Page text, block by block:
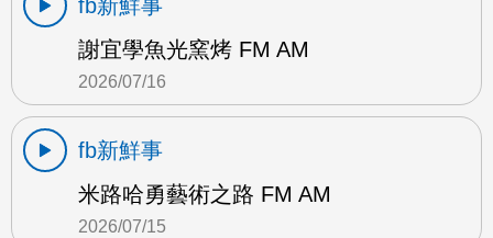
fb新鮮事
謝宜學魚光窯烤 FM AM
2026/07/16
fb新鮮事
米路哈勇藝術之路 FM AM
2026/07/15